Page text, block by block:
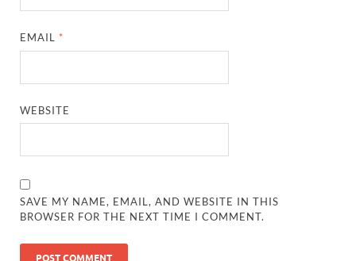
EMAIL *
WEBSITE
SAVE MY NAME, EMAIL, AND WEBSITE IN THIS
BROWSER FOR THE NEXT TIME I COMMENT.